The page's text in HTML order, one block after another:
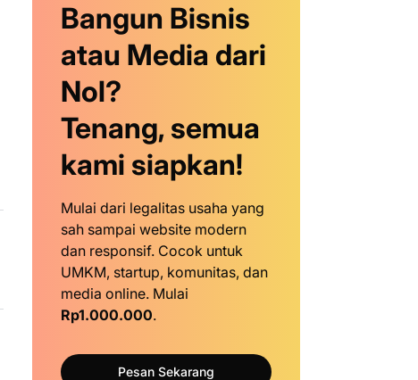
Bangun Bisnis
atau Media dari
Nol?
Tenang, semua
kami siapkan!
Mulai dari legalitas usaha yang
sah sampai website modern
dan responsif. Cocok untuk
UMKM, startup, komunitas, dan
media online. Mulai
Rp1.000.000.
Pesan Sekarang